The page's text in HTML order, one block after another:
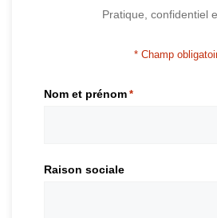
Pratique, confidentiel
* Champ
Nom et prénom *
Raison sociale